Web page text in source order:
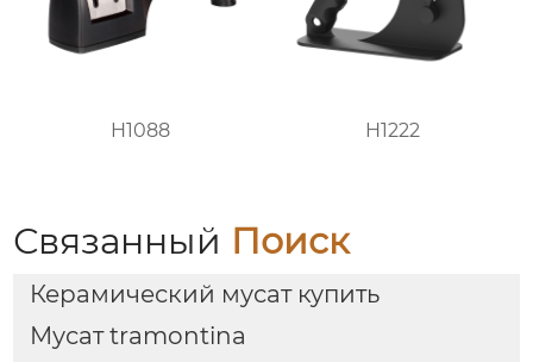
H1088 H1222
Связанный Поиск
Керамический мусат купить
Мусат tramontina